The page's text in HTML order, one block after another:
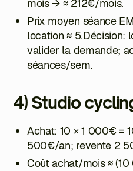
mois → ≈ 212€/mois.
Prix moyen séance
location ≈ 5.Décision:
valider la demande;
séances/sem.
4) Studio
Achat: 10 × 1 000€ =
500€/an; revente 2
Coût achat/mois ≈